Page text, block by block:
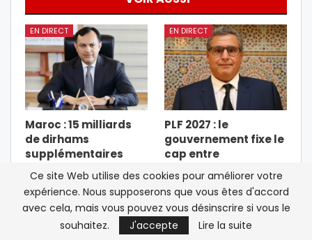
EN DIRECT
Maroc : 15 milliards
de dirhams
supplémentaires
pour accélérer
l’insertion des…
EN DIRECT
PLF 2027 : le
gouvernement fixe le
cap entre
consolidation sociale
et rigueur…
EN DIRECT EN DIRECT
Ce site Web utilise des cookies pour améliorer votre
expérience. Nous supposerons que vous êtes d'accord
avec cela, mais vous pouvez vous désinscrire si vous le
souhaitez.
J'accepte Lire la suite